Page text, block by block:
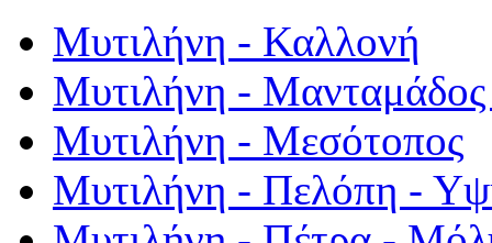
Μυτιλήνη - Καλλονή
Μυτιλήνη - Μανταμάδος
Μυτιλήνη - Μεσότοπος
Μυτιλήνη - Πελόπη -